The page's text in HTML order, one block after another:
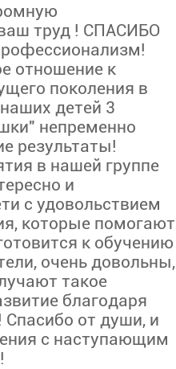
труд ! СПАСИБО
отношение к
поколения в
детей 3
непременно
результаты!
в нашей группе
и
с удовольствием
которые помогают
к обучению
очень довольны,
такое
благодаря
от души, и
с наступающим